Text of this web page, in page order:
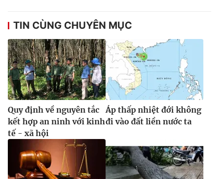
TIN CÙNG CHUYÊN MỤC
Quy định về nguyên tắc
kết hợp an ninh với kinh
tế - xã hội
Áp thấp nhiệt đới không
đi vào đất liền nước ta